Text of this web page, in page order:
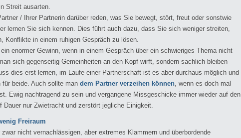
Streit ausarten.
/ Ihrer Partnerin darüber reden, was Sie bewegt, stört, freut oder sonstwie
lernen Sie sich kennen. Dies führt auch dazu, dass Sie sich weniger streiten,
Konflikte in einem ruhigen Gespräch zu lösen.
enormer Gewinn, wenn in einem Gespräch über ein schwieriges Thema nicht
sich gegenseitig Gemeinheiten an den Kopf wirft, sondern sachlich bleiben
dies erst lernen, im Laufe einer Partnerschaft ist es aber durchaus möglich und
für beide. Auch sollte man dem Partner verzeihen können, wenn es doch mal
Ewig nachtragend zu sein und vergangene Missgeschicke immer wieder auf den
Dauer nur Zwietracht und zerstört jegliche Einigkeit.
Freiraum
nicht vernachlässigen, aber extremes Klammern und überbordende